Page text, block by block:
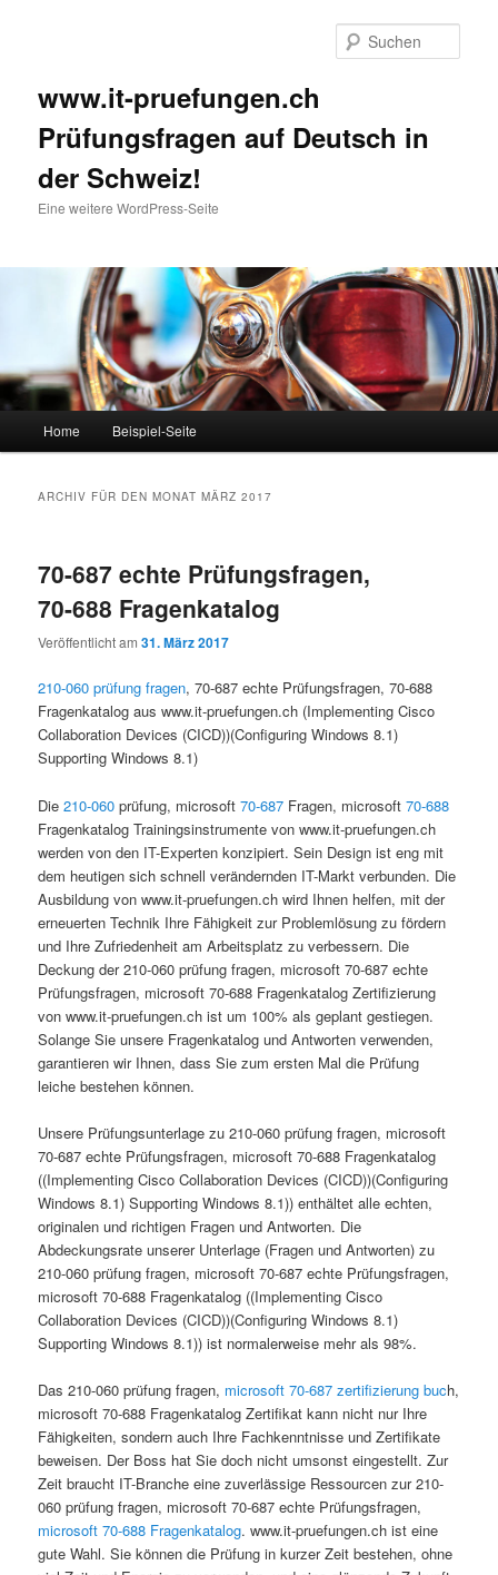
www.it-pruefungen.ch
Prüfungsfragen auf Deutsch in
der Schweiz!
Eine weitere WordPress-Seite
Zum Inhalt wechseln
Zum sekundären Inhalt wechseln
Home Beispiel-Seite
ARCHIV FÜR DEN MONATMÄRZ 2017
70-687 echte Prüfungsfragen,
70-688 Fragenkatalog
Veröffentlicht am31. März 2017
210-060 prüfung fragen, 70-687 echte Prüfungsfragen, 70-688
Fragenkatalog aus www.it-pruefungen.ch (Implementing Cisco
Collaboration Devices (CICD))(Configuring Windows 8.1)
Supporting Windows 8.1)
Die210-060 prüfung, microsoft70-687 Fragen, microsoft70-688
Fragenkatalog Trainingsinstrumente von www.it-pruefungen.ch
werden von den IT-Experten konzipiert. Sein Design ist eng mit
dem heutigen sich schnell verändernden IT-Markt verbunden. Die
Ausbildung von www.it-pruefungen.ch wird Ihnen helfen, mit der
erneuerten Technik Ihre Fähigkeit zur Problemlösung zu fördern
und Ihre Zufriedenheit am Arbeitsplatz zu verbessern. Die
Deckung der 210-060 prüfung fragen, microsoft 70-687 echte
Prüfungsfragen, microsoft 70-688 Fragenkatalog Zertifizierung
von www.it-pruefungen.ch ist um 100% als geplant gestiegen.
Solange Sie unsere Fragenkatalog und Antworten verwenden,
garantieren wir Ihnen, dass Sie zum ersten Mal die Prüfung
leiche bestehen können.
Unsere Prüfungsunterlage zu 210-060 prüfung fragen, microsoft
70-687 echte Prüfungsfragen, microsoft 70-688 Fragenkatalog
((Implementing Cisco Collaboration Devices (CICD))(Configuring
Windows 8.1) Supporting Windows 8.1)) enthältet alle echten,
originalen und richtigen Fragen und Antworten. Die
Abdeckungsrate unserer Unterlage (Fragen und Antworten) zu
210-060 prüfung fragen, microsoft 70-687 echte Prüfungsfragen,
microsoft 70-688 Fragenkatalog ((Implementing Cisco
Collaboration Devices (CICD))(Configuring Windows 8.1)
Supporting Windows 8.1)) ist normalerweise mehr als 98%.
Das 210-060 prüfung fragen, microsoft 70-687 zertifizierung buch,
microsoft 70-688 Fragenkatalog Zertifikat kann nicht nur Ihre
Fähigkeiten, sondern auch Ihre Fachkenntnisse und Zertifikate
beweisen. Der Boss hat Sie doch nicht umsonst eingestellt. Zur
Zeit braucht IT-Branche eine zuverlässige Ressourcen zur 210-
060 prüfung fragen, microsoft 70-687 echte Prüfungsfragen,
microsoft 70-688 Fragenkatalog. www.it-pruefungen.ch ist eine
gute Wahl. Sie können die Prüfung in kurzer Zeit bestehen, ohne